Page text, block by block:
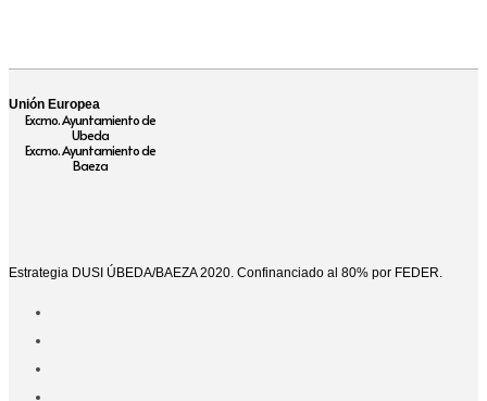
Unión Europea
Excmo. Ayuntamiento de
Ubeda
Excmo. Ayuntamiento de
Baeza
Estrategia DUSI ÚBEDA/BAEZA 2020. Confinanciado al 80% por FEDER.